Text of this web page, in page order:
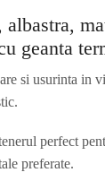
albastra,
geanta
si usurinta in
perfect
preferate.